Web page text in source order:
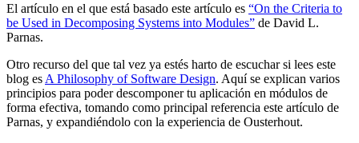
El artículo en el que está basado este artículo es “On the Criteria to
be Used in Decomposing Systems into Modules” de David L.
Parnas.
Otro recurso del que tal vez ya estés harto de escuchar si lees este
blog es A Philosophy of Software Design. Aquí se explican varios
principios para poder descomponer tu aplicación en módulos de
forma efectiva, tomando como principal referencia este artículo de
Parnas, y expandiéndolo con la experiencia de Ousterhout.